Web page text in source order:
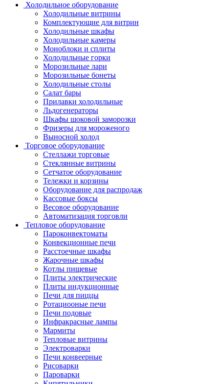
Холодильное оборудование
Холодильные витрины
Комплектующие для витрин
Холодильные шкафы
Холодильные камеры
Моноблоки и сплиты
Холодильные горки
Морозильные лари
Морозильные бонеты
Холодильные столы
Салат бары
Прилавки холодильные
Льдогенераторы
Шкафы шоковой заморозки
Фризеры для мороженого
Выносной холод
Торговое оборудование
Стеллажи торговые
Стеклянные витрины
Сетчатое оборудование
Тележки и корзины
Оборудование для распродаж
Кассовые боксы
Весовое оборудование
Автоматизация торговли
Тепловое оборудование
Пароконвектоматы
Конвекционные печи
Расстоечные шкафы
Жарочные шкафы
Котлы пищевые
Плиты электрические
Плиты индукционные
Печи для пиццы
Ротациооные печи
Печи подовые
Инфракрасные лампы
Мармиты
Тепловые витрины
Электроварки
Печи конвеерные
Рисоварки
Пароварки